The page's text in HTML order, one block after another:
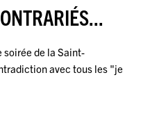
soirée de la Saint-
avec tous les "je